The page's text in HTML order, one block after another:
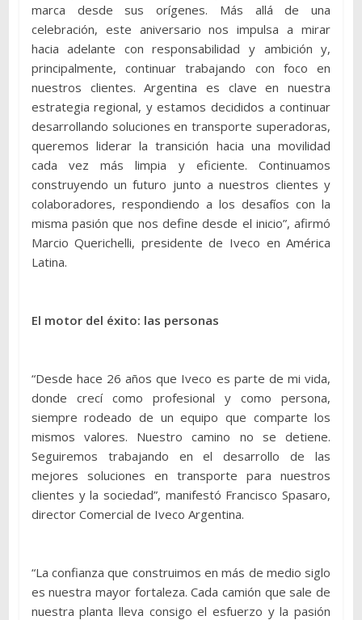
marca desde sus orígenes. Más allá de una
celebración, este aniversario nos impulsa a mirar
hacia adelante con responsabilidad y ambición y,
principalmente, continuar trabajando con foco en
nuestros clientes. Argentina es clave en nuestra
estrategia regional, y estamos decididos a continuar
desarrollando soluciones en transporte superadoras,
queremos liderar la transición hacia una movilidad
cada vez más limpia y eficiente. Continuamos
construyendo un futuro junto a nuestros clientes y
colaboradores, respondiendo a los desafíos con la
misma pasión que nos define desde el inicio”, afirmó
Marcio Querichelli, presidente de Iveco en América
Latina.
El motor del éxito: las personas
“Desde hace 26 años que Iveco es parte de mi vida,
donde crecí como profesional y como persona,
siempre rodeado de un equipo que comparte los
mismos valores. Nuestro camino no se detiene.
Seguiremos trabajando en el desarrollo de las
mejores soluciones en transporte para nuestros
clientes y la sociedad”, manifestó Francisco Spasaro,
director Comercial de Iveco Argentina.
“La confianza que construimos en más de medio siglo
es nuestra mayor fortaleza. Cada camión que sale de
nuestra planta lleva consigo el esfuerzo y la pasión